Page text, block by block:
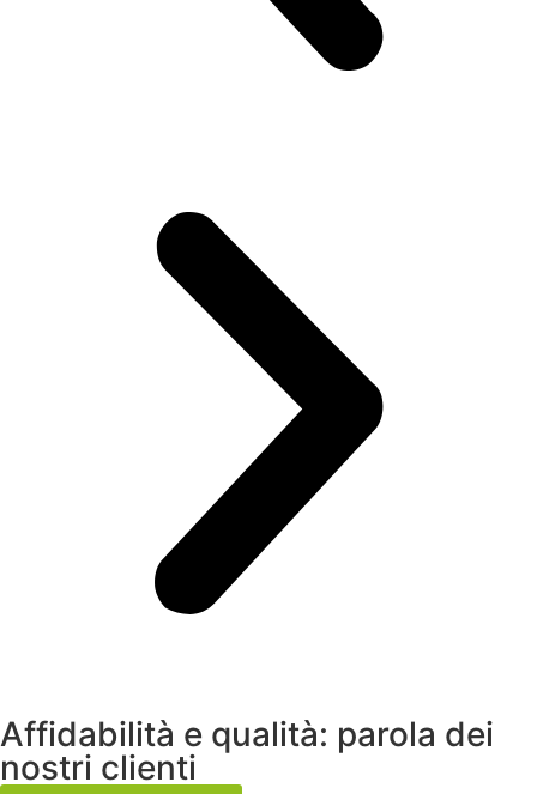
Affidabilità e qualità: parola dei
nostri clienti